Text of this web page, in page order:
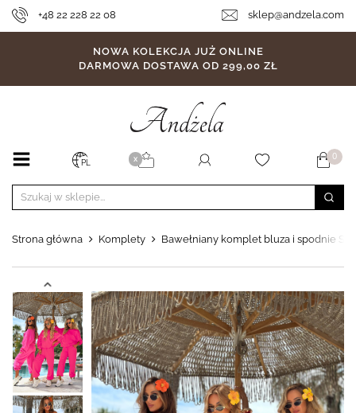
+48 22 228 22 08 sklep@andzela.com
NOWA KOLEKCJA JUŻ ONLINE
DARMOWA DOSTAWA OD 299,00 ZŁ
PL X 0
Strona główna Komplety Bawełniany komplet bluza i spodnie